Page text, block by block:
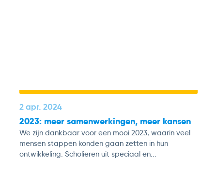
2 apr. 2024
2023: meer samenwerkingen, meer kansen
We zijn dankbaar voor een mooi 2023, waarin veel
mensen stappen konden gaan zetten in hun
ontwikkeling. Scholieren uit speciaal en...